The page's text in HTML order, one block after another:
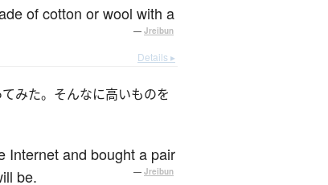
of cotton or wool with a
— Jreibun
Details ▸
てみた。そんなに高いものを
Internet and bought a pair
be.
— Jreibun